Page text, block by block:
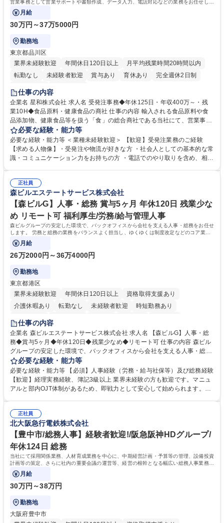
営業事務として営業サポートや書類作成、データ入力、電話対応などの業務をお任せしま
す。
月給
30万円～37万5000円
勤務地
東京都品川区
業界未経験歓迎
年間休日120日以上
月平均残業時間20時間以内
転勤なし
未経験者歓迎 賞与あり 育休あり
完全週休2日制
交通費支給
仕事の内容
企業名 星和株式会社 求人名 受発注事務◆年休125日・年収400万～・残
業10H◆食品原料・健康食品の商社 仕事の内容 輸入される食品原料や食
品添加物、健康食品等を扱う「食」の総合商社である当社にて、営業事務
として営業サポートや書類作成、データ入力、電話対応などの業務をお任
せします。 ・受注／出荷指示／売上管理／仕入管理／在庫管理／お客様や
倉庫と電話確認など、販売に関わる事務、営業サポートをお願いします。
・入社後は商品について覚えることから始め、先輩社員OJTと共に業務を
万～・残業10H◆食品原料・健康食品の商社
必要な経験・能力等
必要な経験・能力等 ＜業種未経験歓迎＞ 【歓迎】受発注業務のご経験
【求める人物像】・受発注や物流が好きな方 ・社会人としての基本的な常
識・コミュニケーション力をお持ちの方 ・電話でのやり取りを含め、相手
演算ができる方 ・業務ルールや指示を理解し、行動できる方 学歴・資格
学歴：大学院 大学 短大 語学力： 資格：
正社員
森ビルエステートサービス株式会社
【森ビルG】人事・総務 賞与5ヶ月 年休120日 残業少な
め リモート可 福利厚生/労務/給与管理人事
森ビルグループの安定した環境で、バックオフィスから会社を支える人事・総務をお任せ
します。 労務と総務の業務をバランスよく担当し、ゆくゆくは制度改定などのコア業務
にも挑戦できる、やりがいある環境です。
月給
26万2000円～36万4000円
勤務地
東京都港区
業界未経験歓迎
年間休日120日以上
資格取得支援あり
介護休暇あり
転勤なし 未経験者歓迎
時短勤務あり
経験者歓迎
完全週休2日制
交通費支給 長期歓迎 駅近5分以内 土日祝休み
仕事の内容
企業名 森ビルエステートサービス株式会社 求人名 【森ビルG】人事・総
務◆賞与5ヶ月◆年休120日◆残業少なめ◆リモート可 仕事の内容 森ビル
グループの安定した環境で、バックオフィスから会社を支える人事・総務
をお任せします。 労務と総務の業務をバランスよく担当し、ゆくゆくは制
度改定などのコア業務にも挑戦できる、やりがいある環境です。 ■勤怠管
理、給与計算、社会保険手続き、年末調整等の労務管理全般 ■入退社手続
き、社内規定の改定や人事制度改定などのコア業務 ■社内イベントの企画
でも質問・相談できる環境が整っているため、安心して成長できます。 募
集職種 【森ビルG】人事・総務◆賞与5ヶ月◆年休120日◆残業少なめ◆
リモート可
必要な経験・能力等
必要な経験・能力等 【必須】人事経験（労務・給与社保等）及び総務経験
【歓迎】経理実務経験、簿記3級以上 業界未経験の方も歓迎です。マニュ
アルと部内OJT体制があるため、即戦力として安心して始められます。
務に挑戦できるため、自身の成長と組織への貢献度をダイレクトに実感で
きます。 残業少なめ、週1日リモート可など、ワークライフバランスを保
ち長期活躍できる環境です。 「これまでの幅広い経験を活かし、長期的な
キャリアを築きたい」という前向きな意欲と挑戦を全力で応援します。 学
歴・資格 学歴：大学院 大学 高専 短大 専修学校 高校 語学力： 資格：日商
簿記検定1級 日商簿記検定2級 日商簿記検定3級
正社員
北大阪急行電鉄株式会社
【豊中市/総務人事】経験者歓迎!/阪急阪神HDグループ/
年休124日 総務
当社にて採用関係業務、人材育成業務を中心に、中期経営計画・予算等の管理、設備投資
計画等の策定、さらに社内の重要会議の運営等、経営の根幹となる幅広い総務人事業務全
般を担当していただきます。
月給
30万円～38万円
勤務地
大阪府豊中市